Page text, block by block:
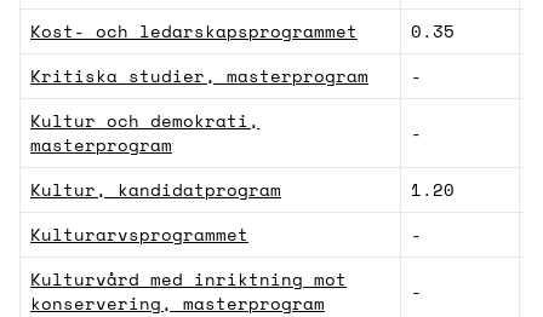
Kost- och ledarskapsprogrammet 0.35
Kritiska studier, masterprogram
-
Kultur och demokrati,
masterprogram
-
Kultur, kandidatprogram 1.20
Kulturarvsprogrammet
-
Kulturvård med inriktning mot
konservering, masterprogram
-